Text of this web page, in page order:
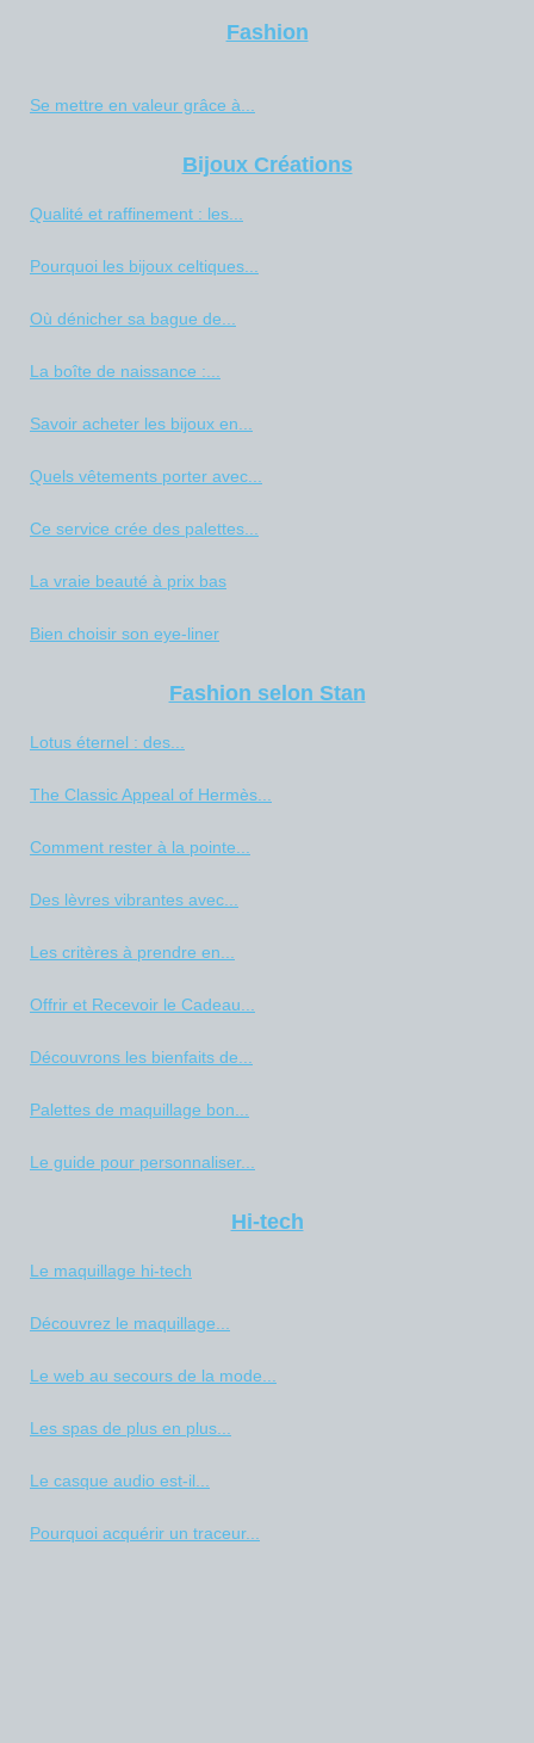
Fashion
Se mettre en valeur grâce à...
Bijoux Créations
Qualité et raffinement : les...
Pourquoi les bijoux celtiques...
Où dénicher sa bague de...
La boîte de naissance :...
Savoir acheter les bijoux en...
Quels vêtements porter avec...
Ce service crée des palettes...
La vraie beauté à prix bas
Bien choisir son eye-liner
Fashion selon Stan
Lotus éternel : des...
The Classic Appeal of Hermès...
Comment rester à la pointe...
Des lèvres vibrantes avec...
Les critères à prendre en...
Offrir et Recevoir le Cadeau...
Découvrons les bienfaits de...
Palettes de maquillage bon...
Le guide pour personnaliser...
Hi-tech
Le maquillage hi-tech
Découvrez le maquillage...
Le web au secours de la mode...
Les spas de plus en plus...
Le casque audio est-il...
Pourquoi acquérir un traceur...